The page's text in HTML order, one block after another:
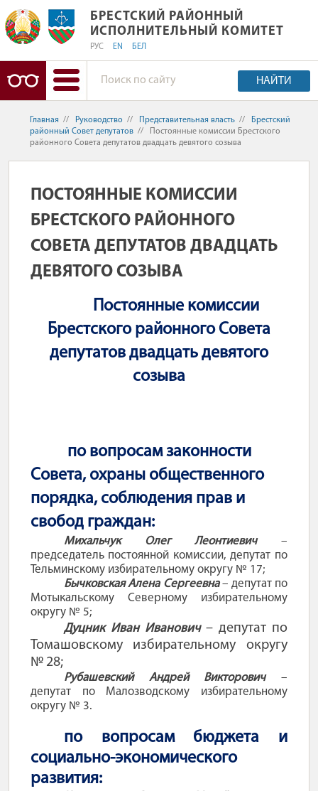
БРЕСТСКИЙ РАЙОННЫЙ
БРЕСТСКИЙ РАЙОННЫЙ
ИСПОЛНИТЕЛЬНЫЙ КОМИТЕТ
РУС EN БЕЛ
НАЙТИ
Главная // Руководство // Представительная власть //
Брестский
районный Совет депутатов //
Постоянные комиссии Брестского
районного Совета депутатов двадцать девятого созыва
ПОСТОЯННЫЕ КОМИССИИ
БРЕСТСКОГО РАЙОННОГО
СОВЕТА ДЕПУТАТОВ ДВАДЦАТЬ
ДЕВЯТОГО СОЗЫВА
Постоянные комиссии
Брестского районного Совета
депутатов двадцать девятого
созыва
по вопросам законности
Совета, охраны общественного
порядка, соблюдения прав и
свобод граждан:
Михальчук Олег Леонтиевич–
председатель постоянной комиссии, депутат по
Тельминскому избирательному округу № 17;
Бычковская Алена Сергеевна– депутат по
Мотыкальскому Северному избирательному
округу № 5;
Дуцник Иван Иванович– депутат по
Томашовскому избирательному округу
№ 28;
Рубашевский Андрей Викторович–
депутат по Малозводскому избирательному
округу № 3.
по вопросам бюджета и
социально-экономического
развития: